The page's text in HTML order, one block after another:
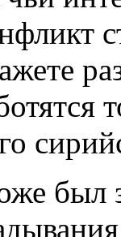
был